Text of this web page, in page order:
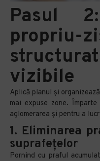
Pasul
propriu-
vizibile
Aplică planul și
mai expuse zone.
aglomerarea și pentru a
1. Eliminarea
suprafețelor
Pornind cu praful